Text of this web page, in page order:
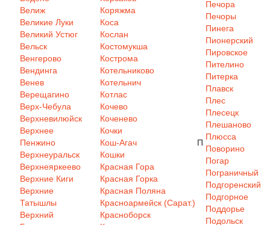
Велиж
Великие Луки
Великий Устюг
Вельск
Венгерово
Вендинга
Венев
Верещагино
Верх-Чебула
Верхневилюйск
Верхнее
Пенжино
Верхнеуральск
Верхнеяркеево
Верхние Киги
Верхние
Татышлы
Верхний
Коряжма
Коса
Кослан
Костомукша
Кострома
Котельниково
Котельнич
Котлас
Кочево
Коченево
Кочки
Кош-Агач
Кошки
Красная Гора
Красная Горка
Красная Поляна
Красноармейск (Сарат.)
Красноборск
П
Печора
Печоры
Пинега
Пионерский
Пировское
Пителино
Питерка
Плавск
Плес
Плесецк
Плешаново
Плюсса
Поворино
Погар
Пограничный
Подгоренский
Подгорное
Поддорье
Подольск